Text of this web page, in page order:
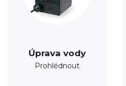
Úprava vody
Prohlédnout